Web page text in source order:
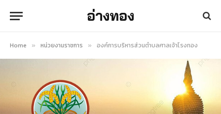
อ่างทอง
Home » หน่วยงานราชการ » องค์การบริหารส่วนตำบลศาลเจ้าโรงทอง